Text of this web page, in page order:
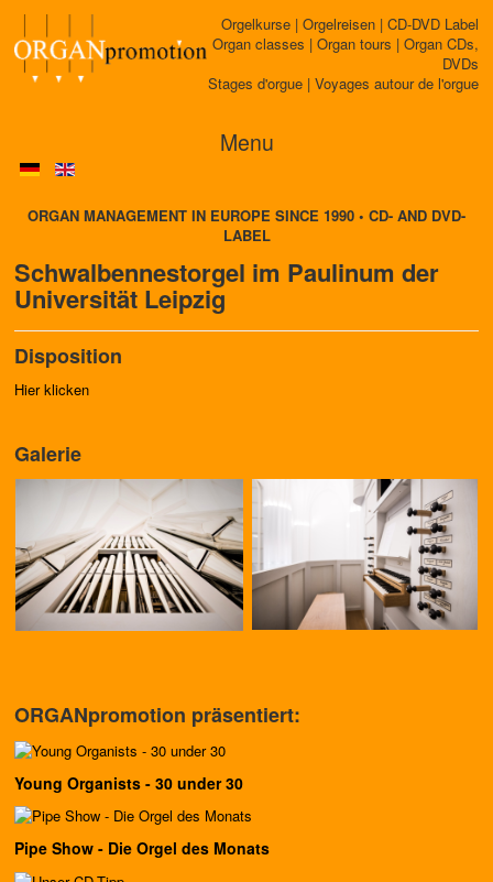
Orgelkurse | Orgelreisen | CD-DVD Label
Organ classes | Organ tours | Organ CDs,
DVDs
Stages d'orgue | Voyages autour de l'orgue
Menu
ORGAN MANAGEMENT IN EUROPE SINCE 1990 • CD- AND DVD-
LABEL
Schwalbennestorgel im Paulinum der
Universität Leipzig
Disposition
Hier klicken
Galerie
ORGANpromotion präsentiert:
Young Organists - 30 under 30
Pipe Show - Die Orgel des Monats